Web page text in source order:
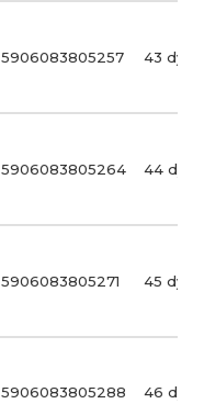
5906083805257 43 dydis
5906083805264 44
5906083805271 45 dydis
5906083805288 46